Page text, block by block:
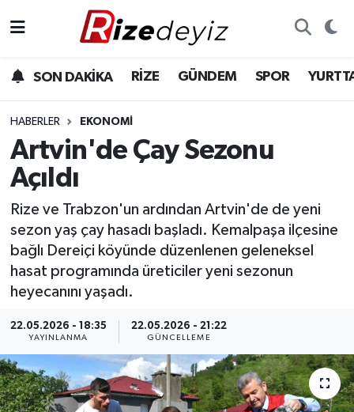
SON DAKİKA RİZE GÜNDEM SPOR
HABERLER EKONOMI
Artvin'de Çay Sezonu
Açıldı
Rize ve Trabzon'un ardından Artvin'de de yeni
sezon yaş çay hasadı başladı. Kemalpaşa ilçesine
bağlı Dereiçi köyünde düzenlenen geleneksel
hasat programında üreticiler yeni sezonun
heyecanını yaşadı.
22.05.2026 - 18:35
YAYINLANMA
22.05.2026 - 21:22
GÜNCELLEME
Gündem
Yurttan Haberler
Ekonomi
Rize Hava Durumu
Rize Trafik Yoğunluk Haritası
Süper Lig Puan Durumu ve Fikstür
Tüm Manşetler
Son Dakika Haberleri
Haber Arşivi